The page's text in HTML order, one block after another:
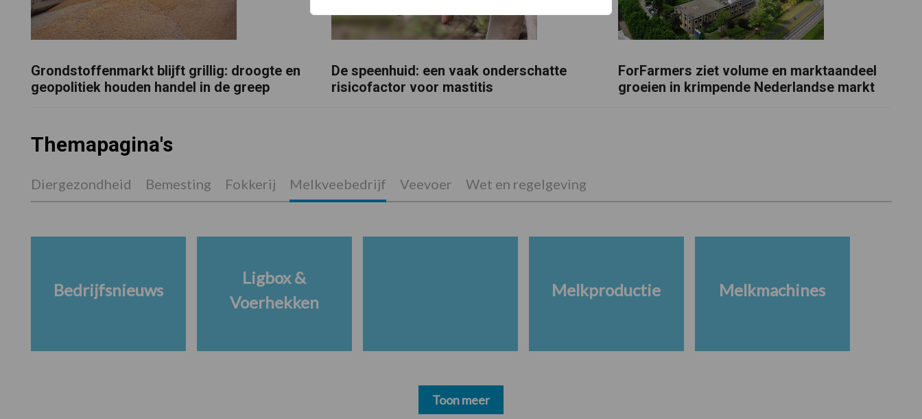
Grondstoffenmarkt blijft grillig: droogte en
geopolitiek houden handel in de greep
De speenhuid: een vaak onderschatte
risicofactor voor mastitis
ForFarmers ziet volume en marktaandeel
groeien in krimpende Nederlandse markt
Themapagina's
Diergezondheid Bemesting Fokkerij Melkveebedrijf Veevoer Wet en regelgeving
Bedrijfsnieuws
Ligbox &
Voerhekken
Melkproductie Melkmachines
Toon meer